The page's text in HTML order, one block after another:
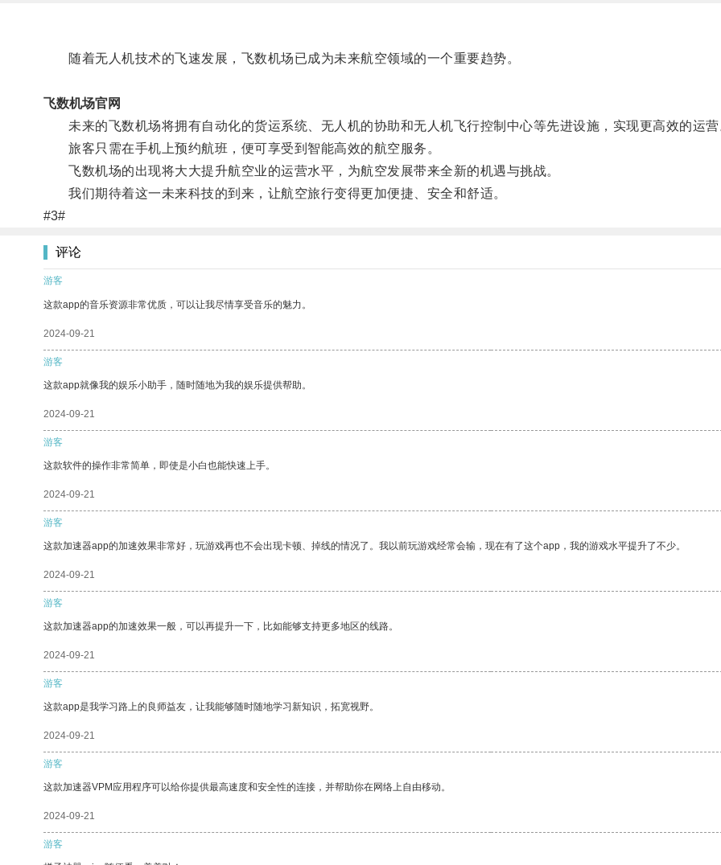
随着无人机技术的飞速发展，飞数机场已成为未来航空领域的一个重要趋势。
飞数机场官网
未来的飞数机场将拥有自动化的货运系统、无人机的协助和无人机飞行控制中心等先进设施，实现更高效的运营
旅客只需在手机上预约航班，便可享受到智能高效的航空服务。
飞数机场的出现将大大提升航空业的运营水平，为航空发展带来全新的机遇与挑战。
我们期待着这一未来科技的到来，让航空旅行变得更加便捷、安全和舒适。
#3#
评论
游客
这款app的音乐资源非常优质，可以让我尽情享受音乐的魅力。
2024-09-21
游客
这款app就像我的娱乐小助手，随时随地为我的娱乐提供帮助。
2024-09-21
游客
这款软件的操作非常简单，即使是小白也能快速上手。
2024-09-21
游客
这款加速器app的加速效果非常好，玩游戏再也不会出现卡顿、掉线的情况了。我以前玩游戏经常会输，现在有了这个app，我的游戏水平提升了不少。
2024-09-21
游客
这款加速器app的加速效果一般，可以再提升一下，比如能够支持更多地区的线路。
2024-09-21
游客
这款app是我学习路上的良师益友，让我能够随时随地学习新知识，拓宽视野。
2024-09-21
游客
这款加速器VPM应用程序可以给你提供最高速度和安全性的连接，并帮助你在网络上自由移动。
2024-09-21
游客